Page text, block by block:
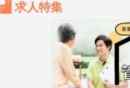
求人特集